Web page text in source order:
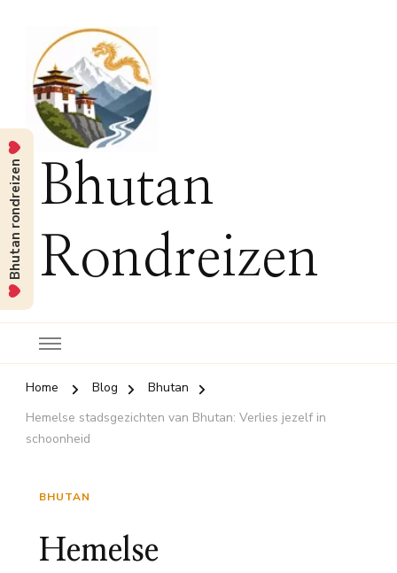
Bhutan
Rondreizen
Home Blog
Bhutan
Hemelse stadsgezichten van Bhutan: Verlies jezelf in
schoonheid
BHUTAN
Hemelse
Bhutan rondreizen